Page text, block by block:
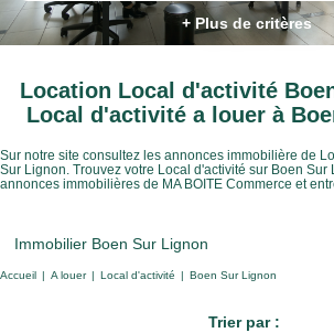
+ Plus de critères
Location Local d'activité
Local d'activité a louer à
Sur notre site consultez les annonces immobilière de
Sur Lignon. Trouvez votre Local d'activité sur Boen Sur
annonces immobilières de MA BOITE Commerce et
Immobilier Boen Sur Lignon
Accueil A louer Local d'activité Boen Sur Lignon
Trier par :